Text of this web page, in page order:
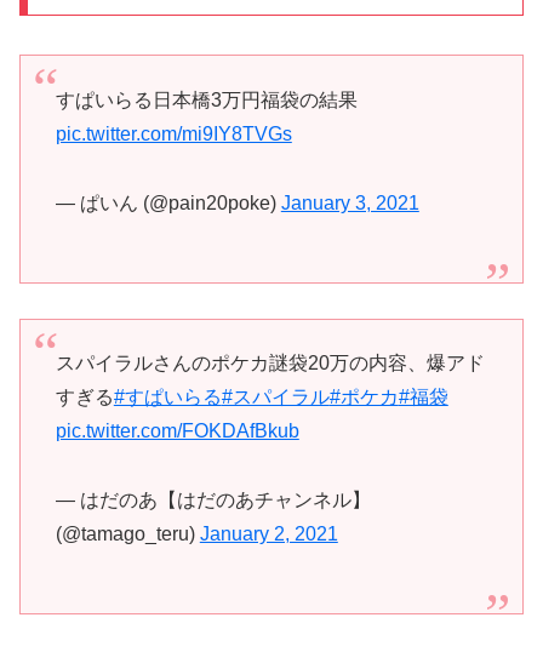
すぱいらる日本橋3万円福袋の結果
pic.twitter.com/mi9IY8TVGs
— ぱいん (@pain20poke) January 3, 2021
スパイラルさんのポケカ謎袋20万の内容、爆アド
すぎる#すぱいらる#スパイラル#ポケカ#福袋
pic.twitter.com/FOKDAfBkub
— はだのあ【はだのあチャンネル】
(@tamago_teru) January 2, 2021